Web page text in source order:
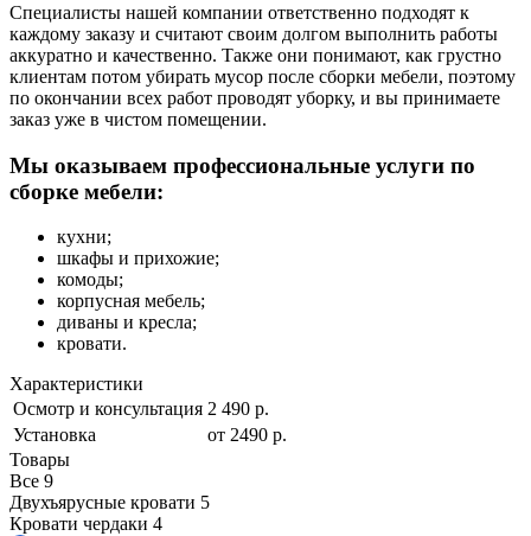
Специалисты нашей компании ответственно подходят к
каждому заказу и считают своим долгом выполнить работы
аккуратно и качественно. Также они понимают, как грустно
клиентам потом убирать мусор после сборки мебели, поэтому
по окончании всех работ проводят уборку, и вы принимаете
заказ уже в чистом помещении.
Мы оказываем профессиональные услуги по
сборке мебели:
кухни;
шкафы и прихожие;
комоды;
корпусная мебель;
диваны и кресла;
кровати.
Характеристики
Осмотр и консультация 2 490 р.
Установка
от 2490 р.
Товары
Все 9
Двухъярусные кровати 5
Кровати чердаки 4